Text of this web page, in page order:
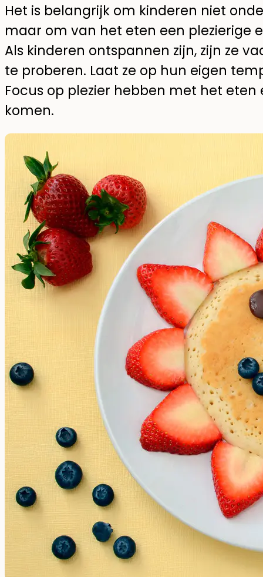
Het is belangrijk om kinderen niet
maar om van het eten een plezierige
Als kinderen ontspannen zijn, zijn ze
te proberen. Laat ze op hun eigen
Focus op plezier hebben met het
komen.